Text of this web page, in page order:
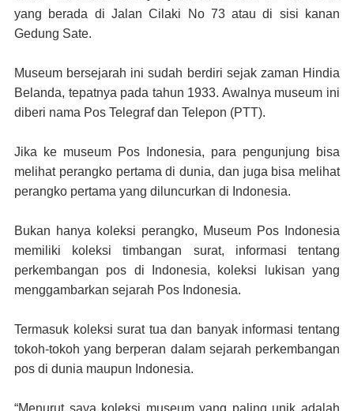
yang berada di Jalan Cilaki No 73 atau di sisi kanan
Gedung Sate.
Museum bersejarah ini sudah berdiri sejak zaman Hindia
Belanda, tepatnya pada tahun 1933. Awalnya museum ini
diberi nama Pos Telegraf dan Telepon (PTT).
Jika ke museum Pos Indonesia, para pengunjung bisa
melihat perangko pertama di dunia, dan juga bisa melihat
perangko pertama yang diluncurkan di Indonesia.
Bukan hanya koleksi perangko, Museum Pos Indonesia
memiliki koleksi timbangan surat, informasi tentang
perkembangan pos di Indonesia, koleksi lukisan yang
menggambarkan sejarah Pos Indonesia.
Termasuk koleksi surat tua dan banyak informasi tentang
tokoh-tokoh yang berperan dalam sejarah perkembangan
pos di dunia maupun Indonesia.
“Menurut saya koleksi museum yang paling unik adalah